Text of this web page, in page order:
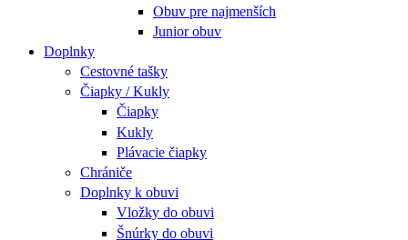
Obuv pre najmenších
Junior obuv
Doplnky
Cestovné tašky
Čiapky / Kukly
Čiapky
Kukly
Plávacie čiapky
Chrániče
Doplnky k obuvi
Vložky do obuvi
Šnúrky do obuvi